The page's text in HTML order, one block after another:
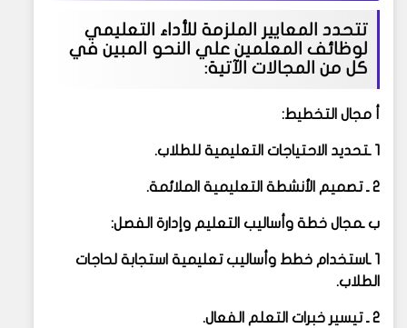
تتحدد المعايير الملزمة للأداء التعليمي
لوظائف المعلمين علي النحو المبين في
كل من المجالات الآتية:
أ مجال التخطيط:
1 ـتحديد الاحتياجات التعليمية للطلاب.
2 ـ تصميم الأنشطة التعليمية الملائمة.
ب ـمجال خطة وأساليب التعليم وإدارة الفصل:
1 ـاستخدام خطط وأساليب تعليمية استجابة لحاجات
الطلاب.
2 ـ تيسير خبرات التعلم الفعال.